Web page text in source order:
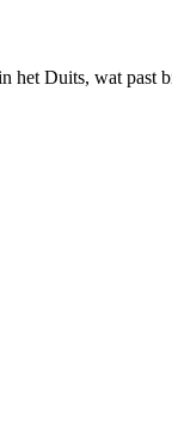
het Duits, wat past